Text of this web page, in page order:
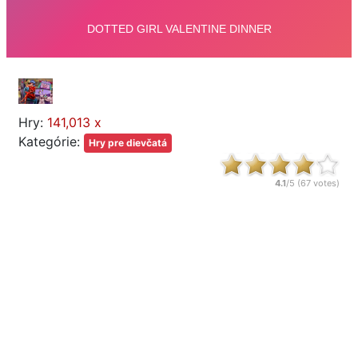
Hry: 141,013 x
Kategórie:
Hry pre dievčatá
4.1/5 (67 votes)